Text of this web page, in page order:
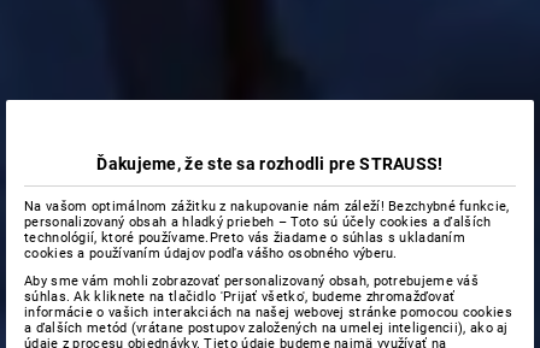
Ďakujeme, že ste sa rozhodli pre STRAUSS!
Na vašom optimálnom zážitku z nakupovanie nám záleží! Bezchybné funkcie,
personalizovaný obsah a hladký priebeh – Toto sú účely cookies a ďalších
technológií, ktoré používame.Preto vás žiadame o súhlas s ukladaním
cookies a používaním údajov podľa vášho osobného výberu.
Aby sme vám mohli zobrazovať personalizovaný obsah, potrebujeme váš
súhlas. Ak kliknete na tlačidlo 'Prijať všetko', budeme zhromažďovať
informácie o vašich interakciách na našej webovej stránke pomocou cookies
a ďalších metód (vrátane postupov založených na umelej inteligencii), ako aj
údaje z procesu objednávky. Tieto údaje budeme najmä využívať na